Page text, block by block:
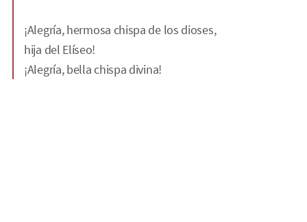
¡Alegría, hermosa chispa de los dioses,
hija del Elíseo!
¡Alegría, bella chispa divina!